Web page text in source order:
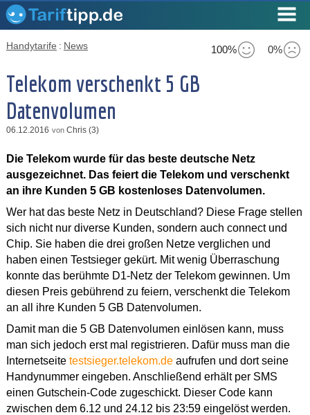
100% 0%
Handytarife : News
Telekom verschenkt 5 GB
Datenvolumen
06.12.2016 von Chris (3)
Die Telekom wurde für das beste deutsche Netz
ausgezeichnet. Das feiert die Telekom und verschenkt
an ihre Kunden 5 GB kostenloses Datenvolumen.
Wer hat das beste Netz in Deutschland? Diese Frage stellen
sich nicht nur diverse Kunden, sondern auch connect und
Chip. Sie haben die drei großen Netze verglichen und
haben einen Testsieger gekürt. Mit wenig Überraschung
konnte das berühmte D1-Netz der Telekom gewinnen. Um
diesen Preis gebührend zu feiern, verschenkt die Telekom
an all ihre Kunden 5 GB Datenvolumen.
Damit man die 5 GB Datenvolumen einlösen kann, muss
man sich jedoch erst mal registrieren. Dafür muss man die
Internetseite testsieger.telekom.deaufrufen und dort seine
Handynummer eingeben. Anschließend erhält per SMS
einen Gutschein-Code zugeschickt. Dieser Code kann
zwischen dem 6.12 und 24.12 bis 23:59 eingelöst werden.